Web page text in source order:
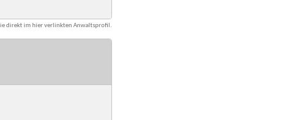
direkt im hier verlinkten Anwaltsprofil.